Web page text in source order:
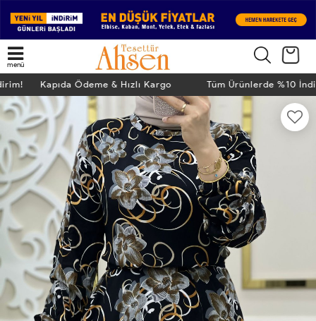
menü
Kapıda Ödeme & Hızlı Kargo Tüm Ürünlerde %10